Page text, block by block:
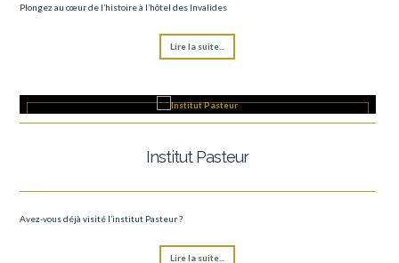
Plongez au cœur de l’histoire à l’hôtel des Invalides
Lire la suite...
Institut Pasteur
Avez-vous déjà visité l’institut Pasteur ?
Lire la suite...